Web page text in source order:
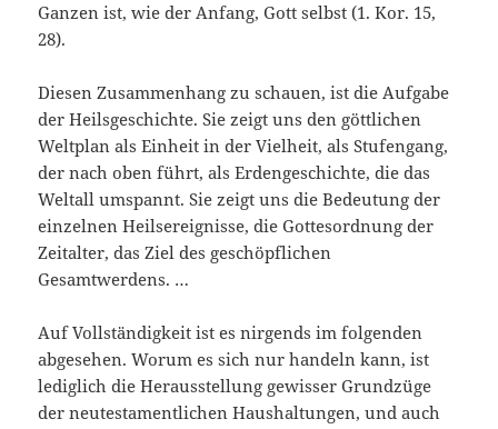
Gan­zen ist, wie der Anfang, Gott selbst (1. Kor. 15,
28).
Diesen Zusammenhang zu schauen, ist die Aufgabe
der Heilsge­schichte. Sie zeigt uns den göttlichen
Weltplan als Einheit in der Vielheit, als Stufengang,
der nach oben führt, als Erdengeschichte, die das
Weltall umspannt. Sie zeigt uns die Bedeutung der
einzelnen Heilsereignisse, die Gottesordnung der
Zeitalter, das Ziel des geschöpflichen
Gesamtwerdens. …
Auf Vollständigkeit ist es nirgends im folgenden
abgesehen. Worum es sich nur handeln kann, ist
lediglich die Her­ausstellung gewisser Grundzüge
der neutestamentlichen Haushal­tungen, und auch